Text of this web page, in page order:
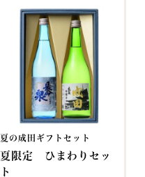
夏の成田ギフトセット
夏限定 ひまわりセッ
ト